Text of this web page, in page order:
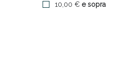
10,00 € e sopra